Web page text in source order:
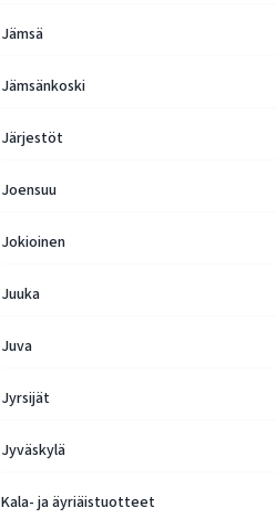
Jämsä
Jämsänkoski
Järjestöt
Joensuu
Jokioinen
Juuka
Juva
Jyrsijät
Jyväskylä
Kala- ja äyriäistuotteet